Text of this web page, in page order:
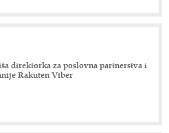
direktorka za poslovna partnerstva i
Rakuten Viber